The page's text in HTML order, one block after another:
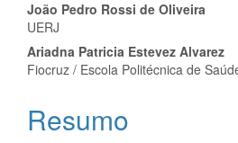
Conteúdo
do
artigo
principal
João Pedro Rossi de Oliveira
UERJ
Ariadna Patricia Estevez Alvarez
Fiocruz / Escola Politécnica de
Resumo